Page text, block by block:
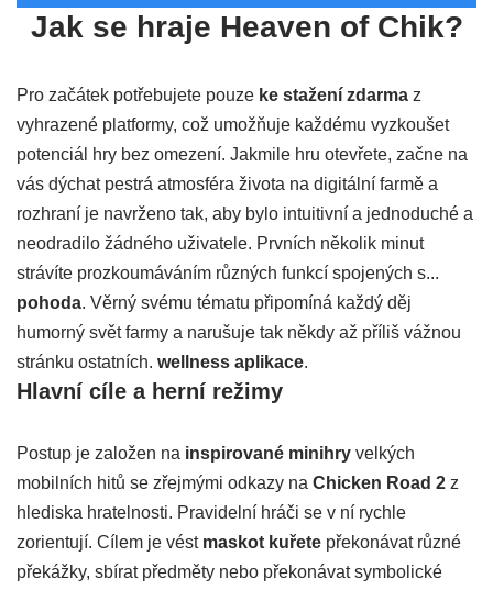
Jak se hraje Heaven of Chik?
Pro začátek potřebujete pouze ke stažení zdarma z
vyhrazené platformy, což umožňuje každému vyzkoušet
potenciál hry bez omezení. Jakmile hru otevřete, začne na
vás dýchat pestrá atmosféra života na digitální farmě a
rozhraní je navrženo tak, aby bylo intuitivní a jednoduché a
neodradilo žádného uživatele. Prvních několik minut
strávíte prozkoumáváním různých funkcí spojených s...
pohoda. Věrný svému tématu připomíná každý děj
humorný svět farmy a narušuje tak někdy až příliš vážnou
stránku ostatních. wellness aplikace.
Hlavní cíle a herní režimy
Postup je založen na inspirované minihry velkých
mobilních hitů se zřejmými odkazy na Chicken Road 2 z
hlediska hratelnosti. Pravidelní hráči se v ní rychle
zorientují. Cílem je vést maskot kuřete překonávat různé
překážky, sbírat předměty nebo překonávat symbolické